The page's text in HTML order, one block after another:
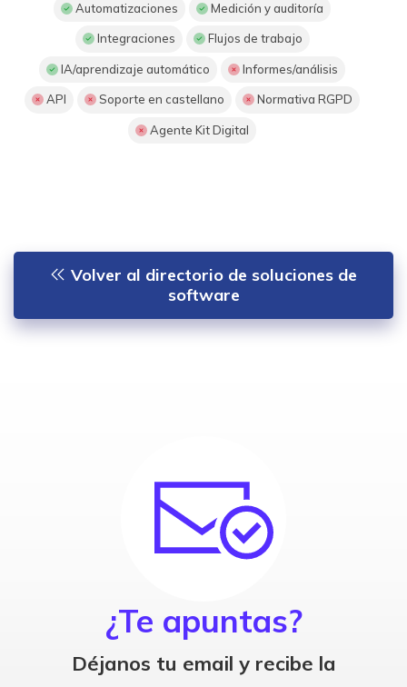
Automatizaciones Medición y auditoría
Integraciones Flujos de trabajo
IA/aprendizaje automático Informes/análisis
API Soporte en castellano Normativa RGPD
Agente Kit Digital
Volver al directorio de soluciones de
software
¿Te apuntas?
Déjanos tu email y recibe la